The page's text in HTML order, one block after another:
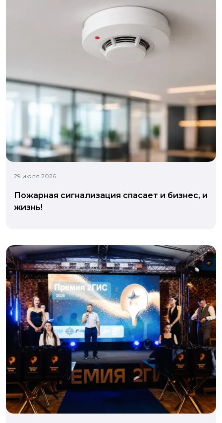
29 июля 2026
Пожарная сигнализация спасает и бизнес, и
жизнь!